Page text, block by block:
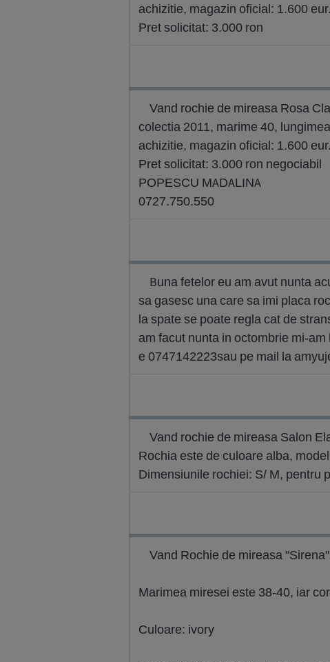
achizitie, magazin oficial: 1.600 eur.
Pret solicitat: 3.000 ron
Vand rochie de mireasa Rosa
colectia 2011, marime 40,
achizitie, magazin oficial: 1.600 eur.
Pret solicitat: 3.000 ron negociabil
POPESCU MADALINA
0727.750.550
Buna fetelor eu am avut nunta
sa gasesc una care sa imi placa
la spate se poate regla cat de
am facut nunta in octombrie mi-
e 0747142223sau pe mail la
Vand rochie de mireasa Salon
Rochia este de culoare alba,
Dimensiunile rochiei: S/ M, pentru
Vand Rochie de mireasa
Marimea miresei este 38-40, iar
Culoare: ivory